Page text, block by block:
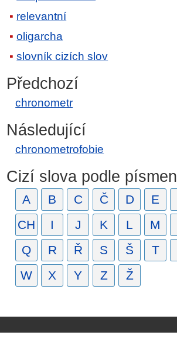
relevantní
oligarcha
slovník cizích slov
Předchozí
chronometr
Následující
chronometrofobie
Cizí slova podle písmen
A B C Č D E
CH
I J K L M
Q
R Ř S Š T
W
X Y Z Ž